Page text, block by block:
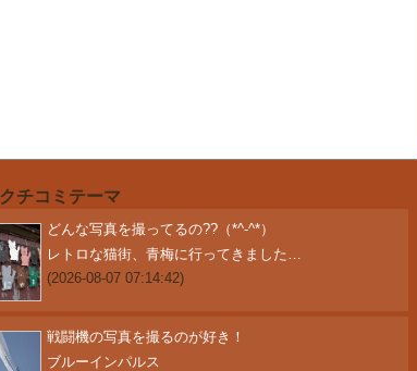
チコミテーマ
どんな写真を撮ってるの??（*^-^*）
レトロな猫街、青梅に行ってきました…
(2026-08-07 07:14:42)
戦闘機の写真を撮るのが好き！
ブルーインパルス